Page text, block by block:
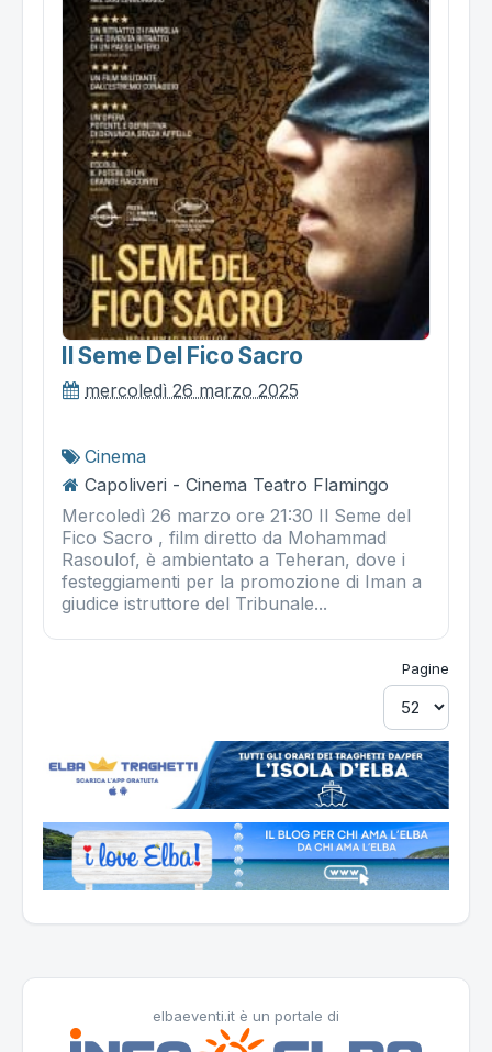
Il Seme Del Fico Sacro
mercoledì 26 marzo 2025
Cinema
Capoliveri - Cinema Teatro Flamingo
Mercoledì 26 marzo ore 21:30 Il Seme del
Fico Sacro , film diretto da Mohammad
Rasoulof, è ambientato a Teheran, dove i
festeggiamenti per la promozione di Iman a
giudice istruttore del Tribunale...
Pagine
elbaeventi.it è un portale di